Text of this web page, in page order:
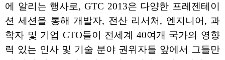
에 알리는 행사로, GTC 2013은 다양한 프레젠테이
션 세션을 통해 개발자, 전산 리서처, 엔지니어, 과
학자 및 기업 CTO들이 전세계 40여개 국가의 영향
력 있는 인사 및 기술 분야 권위자들 앞에서 그들만